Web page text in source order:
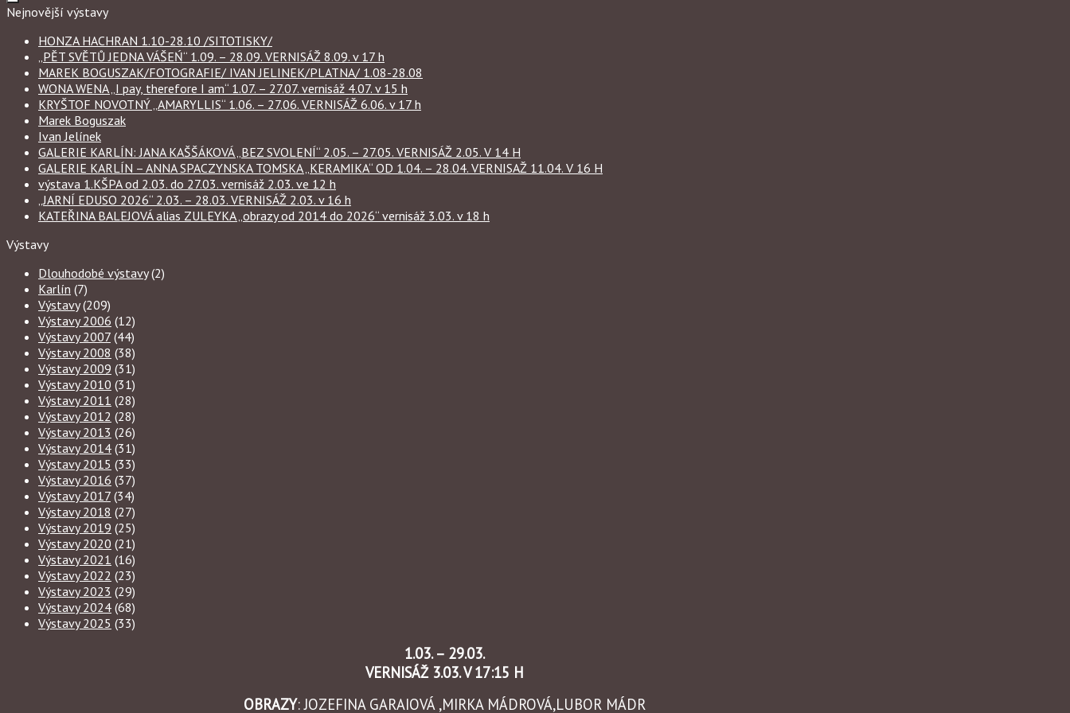
Nejnovější výstavy
HONZA HACHRAN 1.10-28.10 /SITOTISKY/
„PĚT SVĚTŮ JEDNA VÁŠEŃ“ 1.09. – 28.09. VERNISÁŽ 8.09. v 17 h
MAREK BOGUSZAK/FOTOGRAFIE/ IVAN JELINEK/PLATNA/ 1.08-28.08
WONA WENA „I pay, therefore I am“ 1.07. – 27.07. vernisáž 4.07. v 15 h
KRYŠTOF NOVOTNÝ „AMARYLLIS“ 1.06. – 27.06. VERNISÁŽ 6.06. v 17 h
Marek Boguszak
Ivan Jelínek
GALERIE KARLÍN: JANA KAŠŠÁKOVÁ „BEZ SVOLENÍ“ 2.05. – 27.05. VERNISÁŽ 2.05. V 14 H
GALERIE KARLÍN – ANNA SPACZYNSKA TOMSKA „KERAMIKA“ OD 1.04. – 28.04. VERNISAŽ 11.04. V 16 H
výstava 1.KŠPA od 2.03. do 27.03. vernisáž 2.03. ve 12 h
„JARNÍ EDUSO 2026“ 2.03. – 28.03. VERNISÁŽ 2.03. v 16 h
KATEŘINA BALEJOVÁ alias ZULEYKA „obrazy od 2014 do 2026“ vernisáž 3.03. v 18 h
Výstavy
Dlouhodobé výstavy(2)
Karlín (7)
Výstavy(209)
Výstavy 2006 (12)
Výstavy 2007 (44)
Výstavy 2008 (38)
Výstavy 2009 (31)
Výstavy 2010 (31)
Výstavy 2011 (28)
Výstavy 2012 (28)
Výstavy 2013 (26)
Výstavy 2014 (31)
Výstavy 2015 (33)
Výstavy 2016 (37)
Výstavy 2017 (34)
Výstavy 2018 (27)
Výstavy 2019 (25)
Výstavy 2020 (21)
Výstavy 2021 (16)
Výstavy 2022 (23)
Výstavy 2023 (29)
Výstavy 2024 (68)
Výstavy 2025 (33)
1.03. – 29.03.
VERNISÁŽ 3.03. V 17:15 H
OBRAZY: JOZEFINA GARAIOVÁ ,MIRKA MÁDROVÁ,LUBOR MÁDR